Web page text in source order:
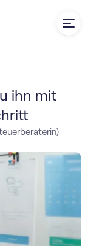
ihn mit
)